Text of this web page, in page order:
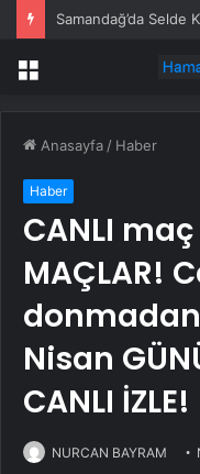
Samandağ’da Selde
Menü
Anasayfa / Haber
Haber
CANLI
MAÇLAR!
donmadan
Nisan
CANLI İZLE!
NURCAN BAYRAM